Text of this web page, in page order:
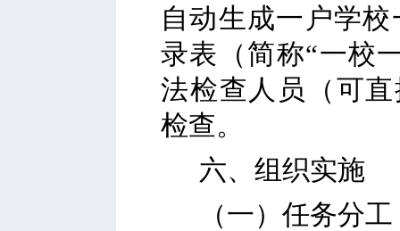
自动生成一户学校
录表（简称“一校
法检查人员（可
检查。
六、组织实施
（一）任务分工